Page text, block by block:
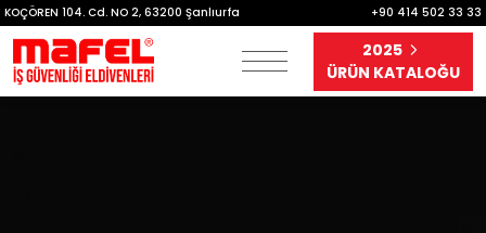
KOÇÖREN 104. Cd. NO 2, 63200 Şanlıurfa +90 414 502 33 33
2025
ÜRÜN KATALOĞU